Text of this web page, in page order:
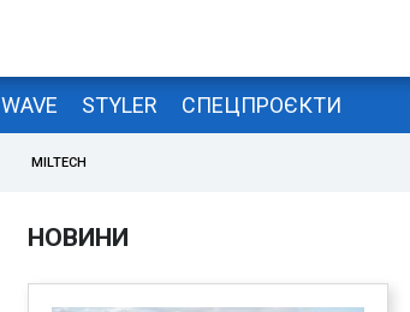
WAVE STYLER СПЕЦПРОЄКТИ
MILTECH
НОВИНИ